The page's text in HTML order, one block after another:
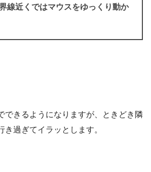
線近くではマウスをゆっくり動か
できるようになりますが、ときどき隣
き過ぎてイラッとします。